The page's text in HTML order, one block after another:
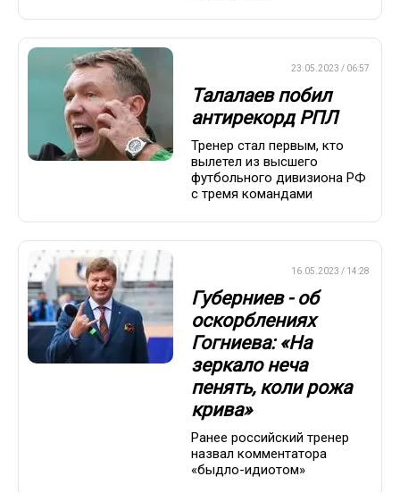
23.05.2023 / 06:57
Талалаев побил
антирекорд РПЛ
Тренер стал первым, кто
вылетел из высшего
футбольного дивизиона РФ
с тремя командами
16.05.2023 / 14:28
Губерниев - об
оскорблениях
Гогниева: «На
зеркало неча
пенять, коли рожа
крива»
Ранее российский тренер
назвал комментатора
«быдло-идиотом»